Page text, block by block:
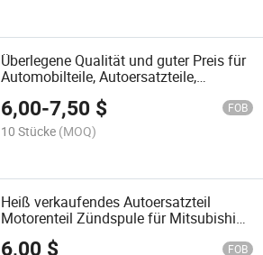
Überlegene Qualität und guter Preis für
Automobilteile, Autoersatzteile,
Motorrad-Ersatzteile, Zündspule
passend für FAW N5/V2 Jiabao
V70/V80 OEM: 3603040-28K
6,00-7,50 $ FOB
10 Stücke (MOQ)
Heiß verkaufendes Autoersatzteil
Motorenteil Zündspule für Mitsubishi
Sunstar OEM: Fk0443 1832A057
6,00 $ FOB